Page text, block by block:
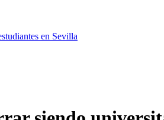
en Sevilla